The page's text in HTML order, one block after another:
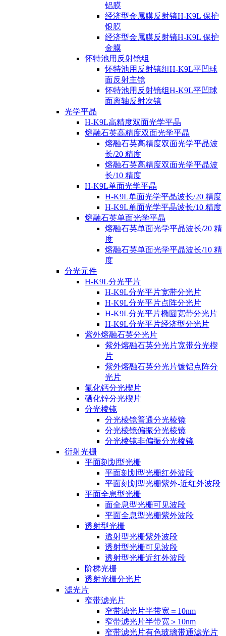
铝膜
经济型金属膜反射镜H-K9L 保护
银膜
经济型金属膜反射镜H-K9L 保护
金膜
怀特池用反射镜组
怀特池用反射镜组H-K9L平凹球
面反射主镜
怀特池用反射镜组H-K9L平凹球
面离轴反射次镜
光学平晶
H-K9L高精度双面光学平晶
熔融石英高精度双面光学平晶
熔融石英高精度双面光学平晶波
长/20 精度
熔融石英高精度双面光学平晶波
长/10 精度
H-K9L单面光学平晶
H-K9L单面光学平晶波长/20 精度
H-K9L单面光学平晶波长/10 精度
熔融石英单面光学平晶
熔融石英单面光学平晶波长/20 精
度
熔融石英单面光学平晶波长/10 精
度
分光元件
H-K9L分光平片
H-K9L分光平片宽带分光片
H-K9L分光平片点阵分光片
H-K9L分光平片椭圆宽带分光片
H-K9L分光平片经济型分光片
紫外熔融石英分光片
紫外熔融石英分光片宽带分光楔
片
紫外熔融石英分光片镀铝点阵分
光片
氟化钙分光楔片
硒化锌分光楔片
分光棱镜
分光棱镜普通分光棱镜
分光棱镜偏振分光棱镜
分光棱镜非偏振分光棱镜
衍射光栅
平面刻划型光栅
平面刻划型光栅红外波段
平面刻划型光栅紫外-近红外波段
平面全息型光栅
面全息型光栅可见波段
平面全息型光栅紫外波段
透射型光栅
透射型光栅紫外波段
透射型光栅可见波段
透射型光栅近红外波段
阶梯光栅
透射光栅分光片
滤光片
窄带滤光片
窄带滤光片半带宽＝10nm
窄带滤光片半带宽＞10nm
窄带滤光片有色玻璃带通滤光片